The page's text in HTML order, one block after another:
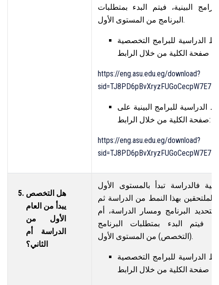
البينية، فيتم البدء بمتطلبات
البرنامج من المستوى الأول.
الدراسية للبرامج التخصصية
https://eng.asu.edu.eg/download?
للبرامج البينية على
صفحة الكلية من خلال الرابط:
https://eng.asu.edu.eg/download?
هل التخصص
يبدأ من العام
الأول من
الدراسة أم
الثاني؟
فالدراسة تبدأ بالمستوى الأول
بهذا النمط من الدراسة ثم
لتحديد البرنامج ومسار الدراسة، أم
فيتم البدء بمتطلبات البرنامج
(التخصص) من المستوى الأول.
الدراسية للبرامج التخصصية